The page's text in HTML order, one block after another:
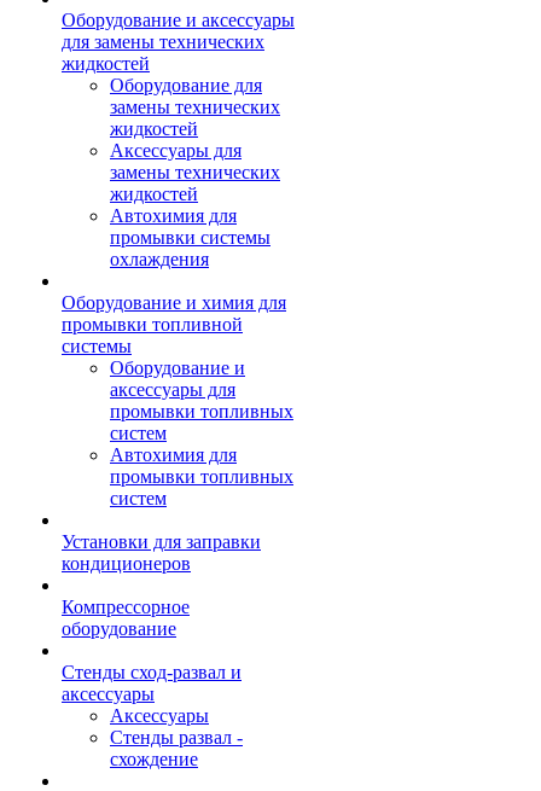
Оборудование и аксессуары
для замены технических
жидкостей
Оборудование для
замены технических
жидкостей
Аксессуары для
замены технических
жидкостей
Автохимия для
промывки системы
охлаждения
Оборудование и химия для
промывки топливной
системы
Оборудование и
аксессуары для
промывки топливных
систем
Автохимия для
промывки топливных
систем
Установки для заправки
кондиционеров
Компрессорное
оборудование
Стенды сход-развал и
аксессуары
Аксессуары
Стенды развал -
схождение